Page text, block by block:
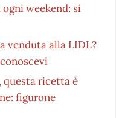
weekend: si
venduta alla LIDL?
questa ricetta è
figurone